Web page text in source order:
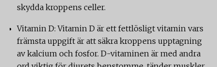
skydda kroppens celler.
Vitamin D: Vitamin D är ett fettlösligt vitamin vars
främsta uppgift är att säkra kroppens upptagning
av kalcium och fosfor. D-vitaminen är med andra